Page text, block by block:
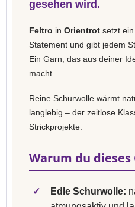
gesehen wird.
Feltro in Orientrot setzt
Statement und gibt jedem
Ein Garn, das aus deiner
macht.
Reine Schurwolle wärmt
langlebig – der zeitlose
Strickprojekte.
Warum du
✓ Edle Schurwolle: